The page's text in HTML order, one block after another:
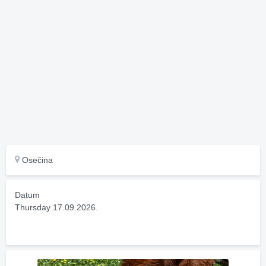
Osečina
Datum
Thursday 17.09.2026.